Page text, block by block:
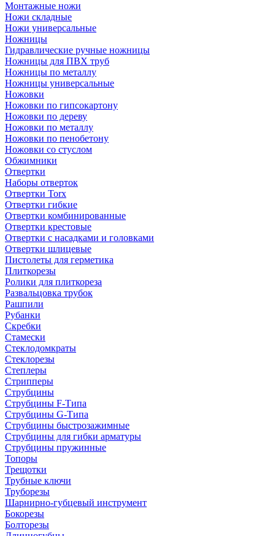
Монтажные ножи
Ножи складные
Ножи универсальные
Ножницы
Гидравлические ручные ножницы
Ножницы для ПВХ труб
Ножницы по металлу
Ножницы универсальные
Ножовки
Ножовки по гипсокартону
Ножовки по дереву
Ножовки по металлу
Ножовки по пенобетону
Ножовки со стуслом
Обжимники
Отвертки
Наборы отверток
Отвертки Torx
Отвертки гибкие
Отвертки комбинированные
Отвертки крестовые
Отвертки с насадками и головками
Отвертки шлицевые
Пистолеты для герметика
Плиткорезы
Ролики для плиткореза
Развальцовка трубок
Рашпили
Рубанки
Скребки
Стамески
Стеклодомкраты
Стеклорезы
Степлеры
Стрипперы
Струбцины
Струбцины F-Типа
Струбцины G-Типа
Струбцины быстрозажимные
Струбцины для гибки арматуры
Струбцины пружинные
Топоры
Трещотки
Трубные ключи
Труборезы
Шарнирно-губцевый инструмент
Бокорезы
Болторезы